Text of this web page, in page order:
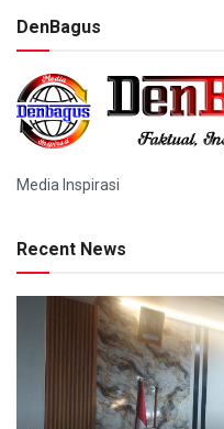
DenBagus
Media Inspirasi
Recent News